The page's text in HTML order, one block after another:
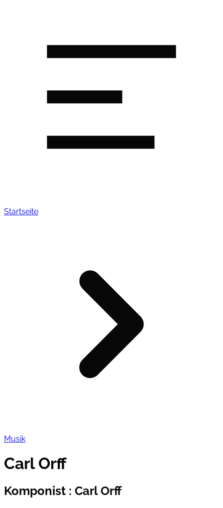
Startseite
Musik
Carl Orff
Komponist : Carl Orff